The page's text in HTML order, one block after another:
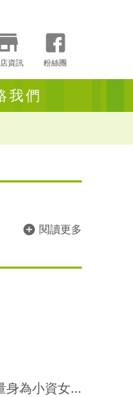
資訊 粉絲團
我們
閱讀更多
身為小資女...